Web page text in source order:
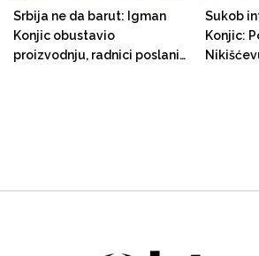
Srbija ne da barut: Igman
Konjic obustavio
proizvodnju, radnici poslani
Sukob
Konjic: